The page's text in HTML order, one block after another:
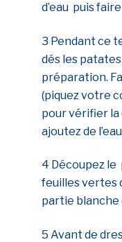
d’eau puis
3 Pendant ce
dés les
préparation.
(piquez votre
pour vérifier la
ajoutez de
4 Découpez le
feuilles vertes
partie blanche
5 Avant de